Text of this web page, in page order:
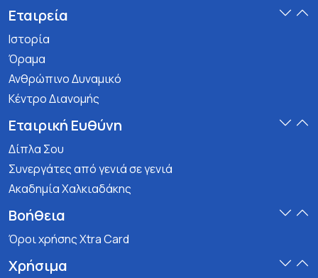
Εταιρεία
Ιστορία
Όραμα
Ανθρώπινο Δυναμικό
Κέντρο Διανομής
Εταιρική Ευθύνη
Δίπλα Σου
Συνεργάτες από γενιά σε γενιά
Ακαδημία Χαλκιαδάκης
Βοήθεια
Όροι χρήσης Xtra Card
Χρήσιμα